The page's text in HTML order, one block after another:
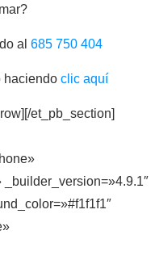
al 685 750 404
haciendo clic aquí
et_pb_section]